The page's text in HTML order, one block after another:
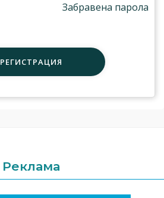
Забравена парола
РЕГИСТРАЦИЯ
Реклама